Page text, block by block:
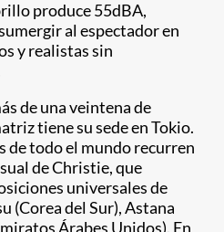
produce 55dBA,
al espectador en
y realistas sin
de una veintena de
tiene su sede en Tokio.
de todo el mundo recurren
de Christie, que
universales de
(Corea del Sur), Astana
Árabes Unidos). En